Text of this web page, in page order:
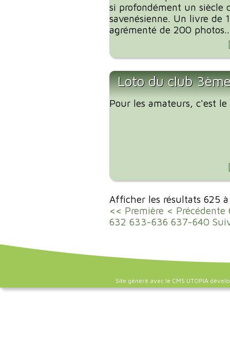
si profondément un siècle
savenésienne. Un livre de
agrémenté de 200
Loto du club
Pour les amateurs, c'est
Afficher les résultats 625
<< Première < Précédente
632 633-636 637-640
Site généré avec le CMS UTOPIA